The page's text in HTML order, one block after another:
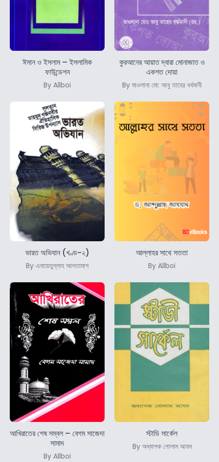
ঈমান ও ইসলাম – ইসলামিক
ফাউন্ডেশন
By Allboi
কুরআনের আয়াত দ্বারা মোনাজাত ও
একশত দোয়া
By মাওলানা মো: আবু তাহের বর্ধমানী
ভারত অভিযান (খণ্ড-২)
By এনায়েতুল্লাহ আলতামাশ
আল্লাহর সাথে সততা
By Allboi
আখিরাতের শেষ সম্বল – বেগম সাজেদা
সামাদ
By Allboi
স্টাডি সার্কেল
By অধ্যাপক গোলাম আযম